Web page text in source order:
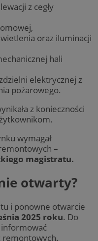
z cegły
oraz iluminacji
hali
elektrycznej z
pożarowego.
z konieczności
wymagał
–
magistratu.
otwarty?
i ponowne otwarcie
2025 roku. Do
informować
remontowych.